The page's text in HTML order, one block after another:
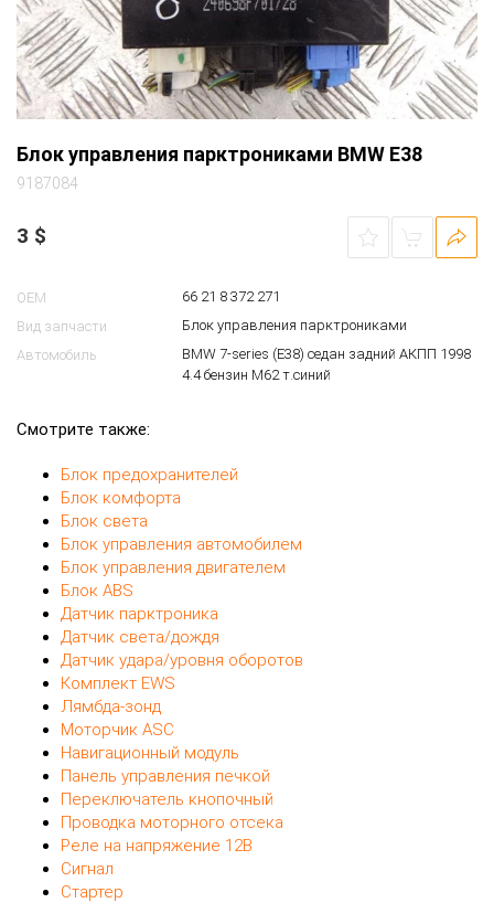
Блок управления парктрониками BMW E38
9187084
3 $
OEM
66 21 8 372 271
Вид запчасти
Блок управления парктрониками
Автомобиль
BMW 7-series (E38) седан задний АКПП 1998
4.4 бензин M62 т.синий
Смотрите также:
Блок предохранителей
Блок комфорта
Блок света
Блок управления автомобилем
Блок управления двигателем
Блок ABS
Датчик парктроника
Датчик света/дождя
Датчик удара/уровня оборотов
Комплект EWS
Лямбда-зонд
Моторчик ASC
Навигационный модуль
Панель управления печкой
Переключатель кнопочный
Проводка моторного отсека
Реле на напряжение 12В
Сигнал
Стартер